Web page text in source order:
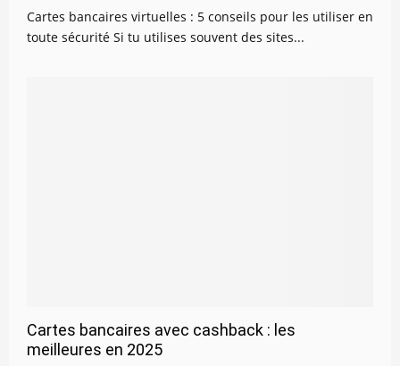
Cartes bancaires virtuelles : 5 conseils pour les utiliser en
toute sécurité Si tu utilises souvent des sites...
Cartes bancaires avec cashback : les
meilleures en 2025